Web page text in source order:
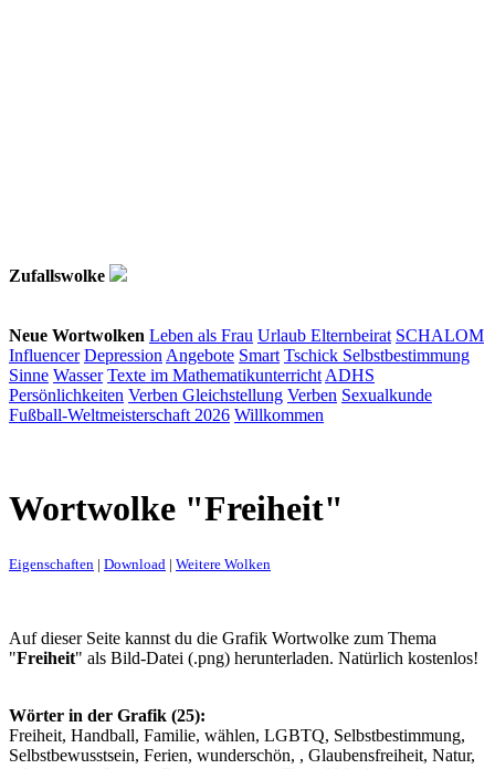
Zufallswolke
Neue Wortwolken Leben als Frau Urlaub Elternbeirat SCHALOM
Influencer Depression Angebote Smart Tschick Selbstbestimmung
Sinne Wasser Texte im Mathematikunterricht ADHS
Persönlichkeiten Verben Gleichstellung Verben Sexualkunde
Fußball-Weltmeisterschaft 2026 Willkommen
Wortwolke "Freiheit"
Eigenschaften | Download | Weitere Wolken
Auf dieser Seite kannst du die Grafik Wortwolke zum Thema
"Freiheit" als Bild-Datei (.png) herunterladen. Natürlich kostenlos!
Wörter in der Grafik (25):
Freiheit, Handball, Familie, wählen, LGBTQ, Selbstbestimmung,
Selbstbewusstsein, Ferien, wunderschön, , Glaubensfreiheit, Natur,